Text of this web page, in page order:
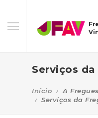
Serviços
Início
A
Serviços da